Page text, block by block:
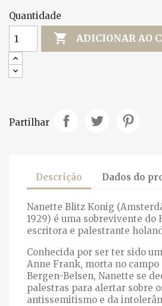
Quantidade
 ADICIONAR AO
Partilhar
Descrição Dados do
Nanette Blitz Konig
1929) é uma sobrevivente do
escritora e palestrante
Conhecida por ser ter sido
Anne Frank, morta no campo
Bergen-Belsen, Nanette se
palestras para alertar sobre
antissemitismo e da